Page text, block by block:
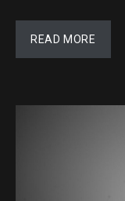
READ MORE